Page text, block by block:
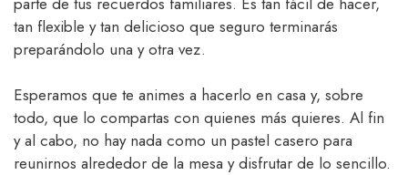
tan flexible y tan delicioso que seguro terminarás
preparándolo una y otra vez.
Esperamos que te animes a hacerlo en casa y, sobre
todo, que lo compartas con quienes más quieres. Al fin
y al cabo, no hay nada como un pastel casero para
reunirnos alrededor de la mesa y disfrutar de lo sencillo.